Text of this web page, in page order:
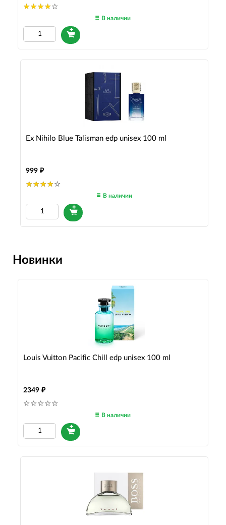
В наличии
Ex Nihilo Blue Talisman edp unisex 100 ml
999
В наличии
Новинки
Louis Vuitton Pacific Chill edp unisex 100 ml
2349
В наличии